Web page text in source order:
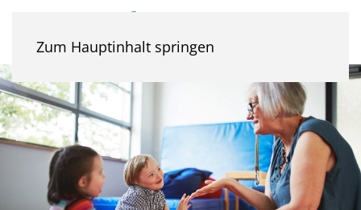
Zum Hauptinhalt springen